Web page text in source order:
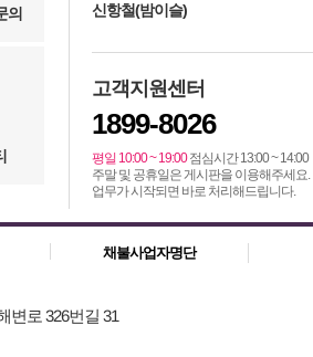
의 신항철(밤이슬)
고객지원센터
1899-8026
평일 10:00 ~ 19:00점심시간 13:00 ~ 14:00
주말 및 공휴일은 게시판을 이용해주세요.
업무가 시작되면 바로 처리해드립니다.
채불사업자명단
변로 326번길 31